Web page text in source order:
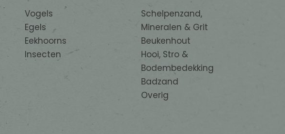
Vogels
Egels
Eekhoorns
Insecten
Schelpenzand,
Mineralen & Grit
Beukenhout
Hooi, Stro &
Bodembedekking
Badzand
Overig